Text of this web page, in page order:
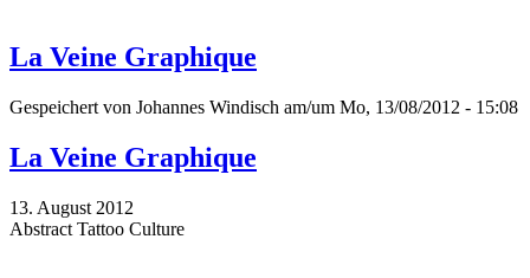
La Veine Graphique
Gespeichert von Johannes Windisch am/um Mo, 13/08/2012 - 15:08
La Veine Graphique
13. August 2012
Abstract Tattoo Culture